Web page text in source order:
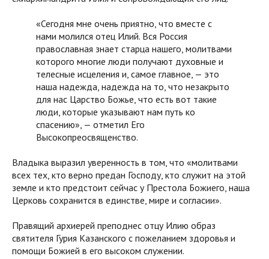
«Сегодня мне очень приятно, что вместе с
нами молился отец Илий. Вся Россия
православная знает старца нашего, молитвами
которого многие люди получают духовные и
телесные исцеления и, самое главное, — это
наша надежда, надежда на то, что незакрыто
для нас Царство Божье, что есть вот такие
люди, которые указывают нам путь ко
спасению», — отметил Его
Высокопреосвященство.
Владыка выразил уверенность в том, что «молитвами
всех тех, кто верно предан Господу, кто служит на этой
земле и кто предстоит сейчас у Престола Божиего, наша
Церковь сохранится в единстве, мире и согласии».
Правящий архиерей преподнес отцу Илию образ
святителя Гурия Казанского с пожеланием здоровья и
помощи Божией в его высоком служении.